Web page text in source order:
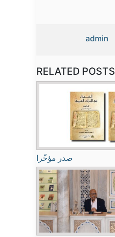
admin
RELATED POSTS
صدر مؤخّرا